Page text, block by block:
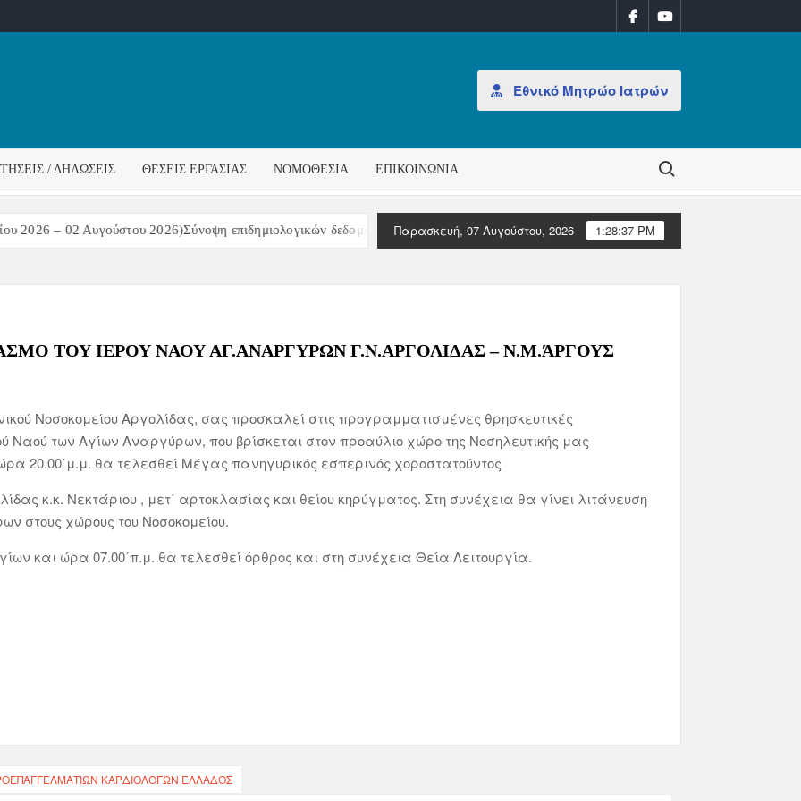
Εθνικό Μητρώο Ιατρών
/ ΔΗΛΏΣΕΙΣ ΘΈΣΕΙΣ ΕΡΓΑΣΊΑΣ ΝΟΜΟΘΕΣΊΑ ΕΠΙΚΟΙΝΩΝΊΑ Search for:
– 02 Αυγούστου 2026)Σύνοψη επιδημιολογικών δεδομένων – εβδομάδα 31/2026 ΑΝΑΚΟΙΝΩΣΗ: Έκδοση Αδειών Άσκησης
Παρασκευή, 07 Αυγούστου, 2026 1:28:37 PM
ΤΟΥ ΙΕΡΟΥ ΝΑΟΥ ΑΓ.ΑΝΑΡΓΥΡΩΝ Γ.Ν.ΑΡΓΟΛΙΔΑΣ – Ν.Μ.ΆΡΓΟΥΣ
Νοσοκομείου Αργολίδας, σας προσκαλεί στις προγραμματισμένες θρησκευτικές
Ναού των Αγίων Αναργύρων, που βρίσκεται στον προαύλιο χώρο της Νοσηλευτικής μας
20.00΄μ.μ. θα τελεσθεί Μέγας πανηγυρικός εσπερινός χοροστατούντος
κ.κ. Νεκτάριου , μετ΄ αρτοκλασίας και θείου κηρύγματος. Στη συνέχεια θα γίνει λιτάνευση
στους χώρους του Νοσοκομείου.
και ώρα 07.00΄π.μ. θα τελεσθεί όρθρος και στη συνέχεια Θεία Λειτουργία.
ΚΑΡΔΙΟΛΌΓΩΝ ΕΛΛΆΔΟΣ